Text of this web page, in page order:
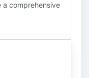
comprehensive